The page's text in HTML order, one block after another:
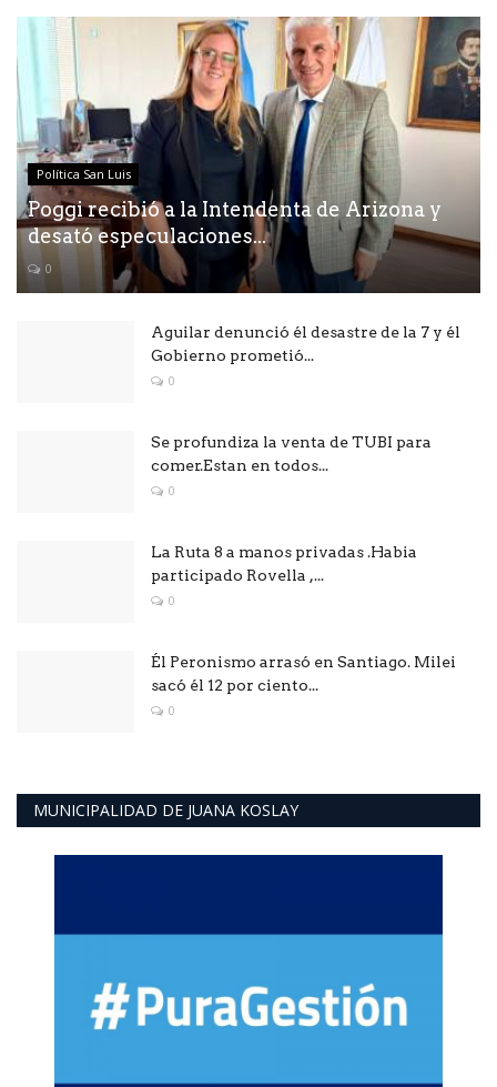
Política San Luis
Poggi recibió a la Intendenta de Arizona y
desató especulaciones...
0
Aguilar denunció él desastre de la 7 y él
Gobierno prometió...
0
Se profundiza la venta de TUBI para
comer.Estan en todos...
0
La Ruta 8 a manos privadas .Habia
participado Rovella ,...
0
Él Peronismo arrasó en Santiago. Milei
sacó él 12 por ciento...
0
MUNICIPALIDAD DE JUANA KOSLAY